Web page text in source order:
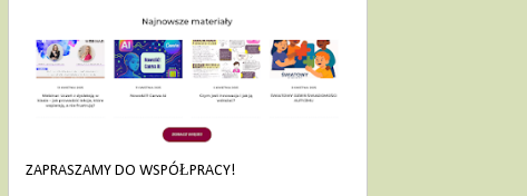
ZAPRASZAMY DO WSPÓŁPRACY!